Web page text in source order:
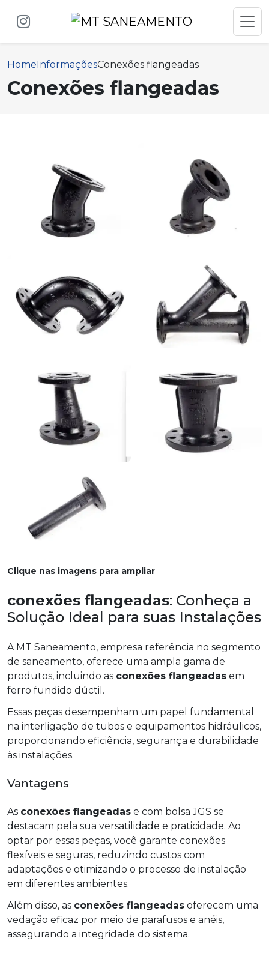
HomeInformaçõesConexões flangeadas
Conexões flangeadas
Clique nas imagens para ampliar
conexões flangeadas: Conheça a
Solução Ideal para suas Instalações
A MT Saneamento, empresa referência no segmento
de saneamento, oferece uma ampla gama de
produtos, incluindo as conexões flangeadas em
ferro fundido dúctil.
Essas peças desempenham um papel fundamental
na interligação de tubos e equipamentos hidráulicos,
proporcionando eficiência, segurança e durabilidade
às instalações.
Vantagens
As conexões flangeadas e com bolsa JGS se
destacam pela sua versatilidade e praticidade. Ao
optar por essas peças, você garante conexões
flexíveis e seguras, reduzindo custos com
adaptações e otimizando o processo de instalação
em diferentes ambientes.
Além disso, as conexões flangeadas oferecem uma
vedação eficaz por meio de parafusos e anéis,
assegurando a integridade do sistema.